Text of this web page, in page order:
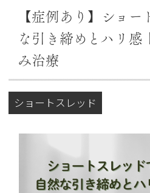
【症例あり】ショー
な引き締めとハリ感
み治療
ショートスレッド